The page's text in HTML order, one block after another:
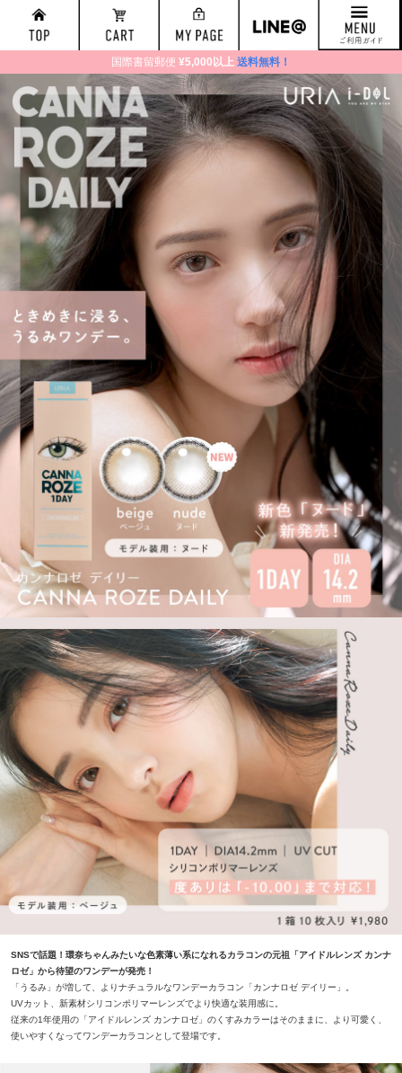
国際書留郵便 ¥5,000以上 送料無料！
SNSで話題！環奈ちゃんみたいな色素薄い系になれるカラコンの元祖「アイドルレンズ カンナ
ロゼ」から待望のワンデーが発売！
「うるみ」が増して、よりナチュラルなワンデーカラコン「カンナロゼ デイリー」。
UVカット、新素材シリコンポリマーレンズでより快適な装用感に。
従来の1年使用の「アイドルレンズ カンナロゼ」のくすみカラーはそのままに、より可愛く、
使いやすくなってワンデーカラコンとして登場です。